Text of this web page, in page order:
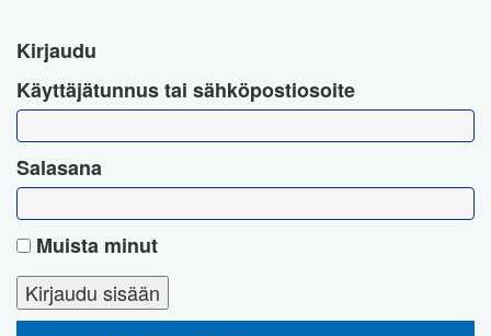
Kirjaudu
Käyttäjätunnus tai sähköpostiosoite
Salasana
Muista minut